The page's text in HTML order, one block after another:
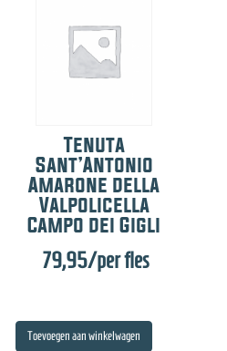
Tenuta
Sant’Antonio
Amarone della
Valpolicella
Campo dei Gigli
79,95/per fles
Toevoegen aan winkelwagen